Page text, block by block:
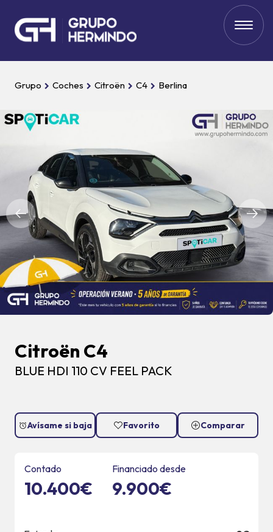
Grupo Coches Citroën C4 Berlina
Citroën C4
BLUE HDI 110 CV FEEL PACK
Avísame si baja Favorito Comparar
Contado
10.400€
Financiado desde
9.900€